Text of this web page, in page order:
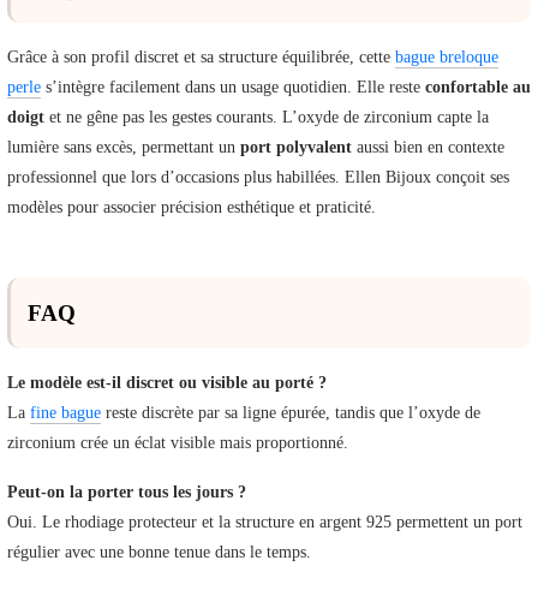
Grâce à son profil discret et sa structure équilibrée, cette bague breloque
perle s’intègre facilement dans un usage quotidien. Elle reste confortable au
doigt et ne gêne pas les gestes courants. L’oxyde de zirconium capte la
lumière sans excès, permettant un port polyvalent aussi bien en contexte
professionnel que lors d’occasions plus habillées. Ellen Bijoux conçoit ses
modèles pour associer précision esthétique et praticité.
FAQ
Le modèle est-il discret ou visible au porté ?
La fine bague reste discrète par sa ligne épurée, tandis que l’oxyde de
zirconium crée un éclat visible mais proportionné.
Peut-on la porter tous les jours ?
Oui. Le rhodiage protecteur et la structure en argent 925 permettent un port
régulier avec une bonne tenue dans le temps.